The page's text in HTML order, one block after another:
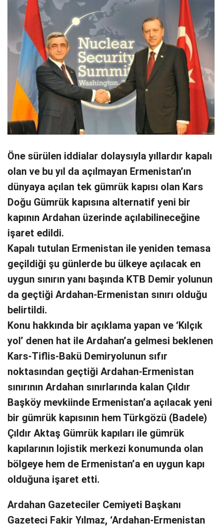
Öne sürülen iddialar dolaysıyla yıllardır kapalı
olan ve bu yıl da açılmayan Ermenistan’ın
dünyaya açılan tek gümrük kapısı olan Kars
Doğu Gümrük kapısına alternatif yeni bir
kapının Ardahan üzerinde açılabilineceğine
işaret edildi.
Kapalı tutulan Ermenistan ile yeniden temasa
geçildiği şu günlerde bu ülkeye açılacak en
uygun sınırın yanı başında KTB Demir yolunun
da geçtiği Ardahan-Ermenistan sınırı olduğu
belirtildi.
Konu hakkında bir açıklama yapan ve ‘Kılçık
yol’ denen hat ile Ardahan’a gelmesi beklenen
Kars-Tiflis-Bakü Demiryolunun sıfır
noktasından geçtiği Ardahan-Ermenistan
sınırının Ardahan sınırlarında kalan Çıldır
Başköy mevkiinde Ermenistan’a açılacak yeni
bir gümrük kapısının hem Türkgözü (Badele)
Çıldır Aktaş Gümrük kapıları ile gümrük
kapılarının lojistik merkezi konumunda olan
bölgeye hem de Ermenistan’a en uygun kapı
olduğuna işaret etti.
Ardahan Gazeteciler Cemiyeti Başkanı
Gazeteci Fakir Yılmaz, ‘Ardahan-Ermenistan